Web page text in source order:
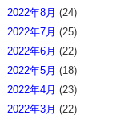
2022年8月 (24)
2022年7月 (25)
2022年6月 (22)
2022年5月 (18)
2022年4月 (23)
2022年3月 (22)